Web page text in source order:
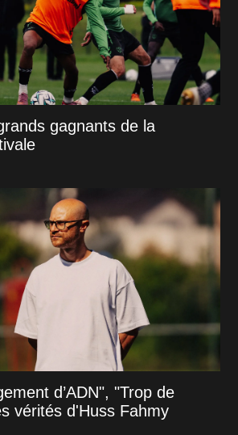
gagnants de la
d’ADN", "Trop de
vérités d'Huss Fahmy